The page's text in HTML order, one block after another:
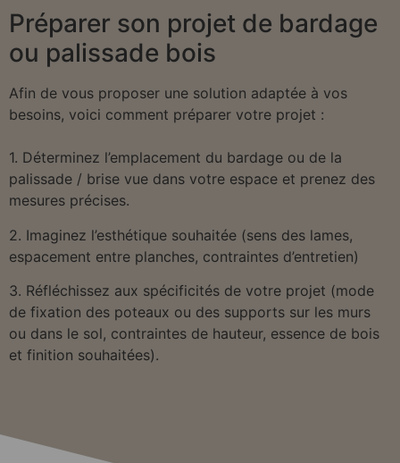
Préparer son projet de bardage
ou palissade bois
Afin de vous proposer une solution adaptée à vos
besoins, voici comment préparer votre projet :
1. Déterminez l’emplacement du bardage ou de la
palissade / brise vue dans votre espace et prenez des
mesures précises.
2. Imaginez l’esthétique souhaitée (sens des lames,
espacement entre planches, contraintes d’entretien)
3. Réfléchissez aux spécificités de votre projet (mode
de fixation des poteaux ou des supports sur les murs
ou dans le sol, contraintes de hauteur, essence de bois
et finition souhaitées).